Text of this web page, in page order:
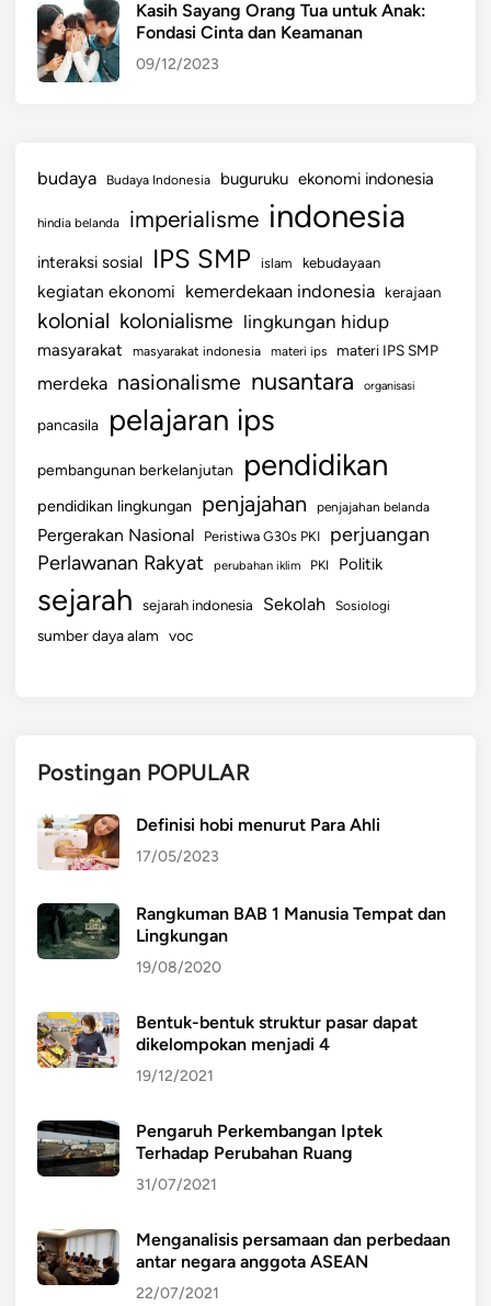
Kasih Sayang Orang Tua untuk Anak:
Fondasi Cinta dan Keamanan
09/12/2023
budaya Budaya Indonesia buguruku ekonomi indonesia
hindia belanda imperialisme indonesia
interaksi sosial IPS SMP islam kebudayaan
kegiatan ekonomi kemerdekaan indonesia kerajaan
kolonial kolonialisme lingkungan hidup
masyarakat masyarakat indonesia materi ips materi IPS SMP
merdeka nasionalisme nusantara organisasi
pancasila pelajaran ips
pembangunan berkelanjutan pendidikan
pendidikan lingkungan penjajahan penjajahan belanda
Pergerakan Nasional Peristiwa G30s PKI perjuangan
Perlawanan Rakyat perubahan iklim PKI Politik
sejarah sejarah indonesia Sekolah Sosiologi
sumber daya alam voc
Postingan POPULAR
Definisi hobi menurut Para Ahli
17/05/2023
Rangkuman BAB 1 Manusia Tempat dan
Lingkungan
19/08/2020
Bentuk-bentuk struktur pasar dapat
dikelompokan menjadi 4
19/12/2021
Pengaruh Perkembangan Iptek
Terhadap Perubahan Ruang
31/07/2021
Menganalisis persamaan dan perbedaan
antar negara anggota ASEAN
22/07/2021